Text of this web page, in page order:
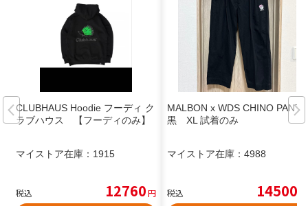
CLUBHAUS Hoodie フーディ ク
ラブハウス 【フーディのみ】
マイストア在庫： 1915
税込 12760円
MALBON x WDS CHINO PANTS
黒 XL 試着のみ
マイストア在庫： 4988
税込 14500